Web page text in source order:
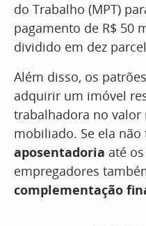
do Trabalho (MPT)
pagamento de R$ 50
dividido em dez
Além disso, os
adquirir um imóvel
trabalhadora no valor
mobiliado. Se ela não
aposentadoria até
empregadores
complementação